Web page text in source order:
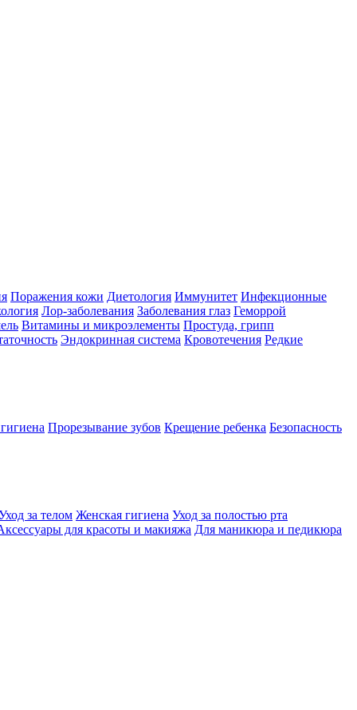
Поражения кожи Диетология Иммунитет Инфекционные
Лор-заболевания Заболевания глаз Геморрой
Витамины и микроэлементы Простуда, грипп
Эндокринная система Кровотечения Редкие
Прорезывание зубов Крещение ребенка Безопасность
за телом Женская гигиена Уход за полостью рта
для красоты и макияжа Для маникюра и педикюра